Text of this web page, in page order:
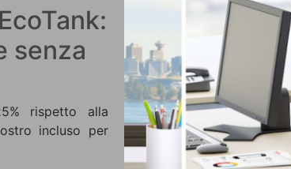
senza
rispetto alla
incluso per